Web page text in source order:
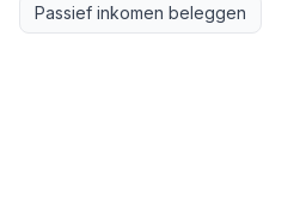
Passief inkomen beleggen